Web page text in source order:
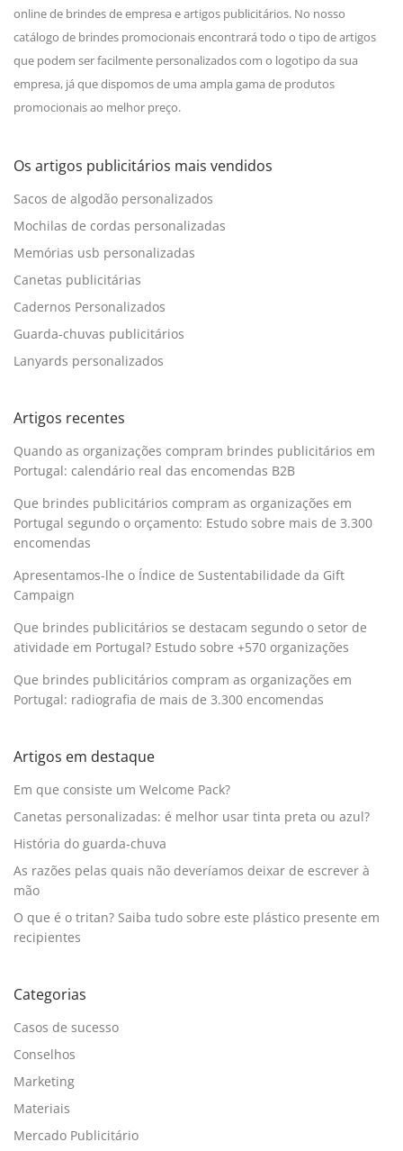
online de brindes de empresa e artigos publicitários. No nosso
catálogo de brindes promocionais encontrará todo o tipo de artigos
que podem ser facilmente personalizados com o logotipo da sua
empresa, já que dispomos de uma ampla gama de produtos
promocionais ao melhor preço.
Os artigos publicitários mais vendidos
Sacos de algodão personalizados
Mochilas de cordas personalizadas
Memórias usb personalizadas
Canetas publicitárias
Cadernos Personalizados
Guarda-chuvas publicitários
Lanyards personalizados
Artigos recentes
Quando as organizações compram brindes publicitários em
Portugal: calendário real das encomendas B2B
Que brindes publicitários compram as organizações em
Portugal segundo o orçamento: Estudo sobre mais de 3.300
encomendas
Apresentamos-lhe o Índice de Sustentabilidade da Gift
Campaign
Que brindes publicitários se destacam segundo o setor de
atividade em Portugal? Estudo sobre +570 organizações
Que brindes publicitários compram as organizações em
Portugal: radiografia de mais de 3.300 encomendas
Artigos em destaque
Em que consiste um Welcome Pack?
Canetas personalizadas: é melhor usar tinta preta ou azul?
História do guarda-chuva
As razões pelas quais não deveríamos deixar de escrever à
mão
O que é o tritan? Saiba tudo sobre este plástico presente em
recipientes
Categorias
Casos de sucesso
Conselhos
Marketing
Materiais
Mercado Publicitário